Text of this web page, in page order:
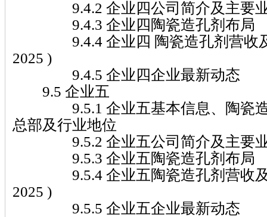
9.4.2 企业四公司简介及主要
9.4.3 企业四陶瓷造孔剂布局
9.4.4 企业四 陶瓷造孔剂营收及
2025 )
9.4.5 企业四企业最新动态
9.5 企业五
9.5.1 企业五基本信息、陶瓷造
总部及行业地位
9.5.2 企业五公司简介及主要
9.5.3 企业五陶瓷造孔剂布局
9.5.4 企业五陶瓷造孔剂营收及
2025 )
9.5.5 企业五企业最新动态